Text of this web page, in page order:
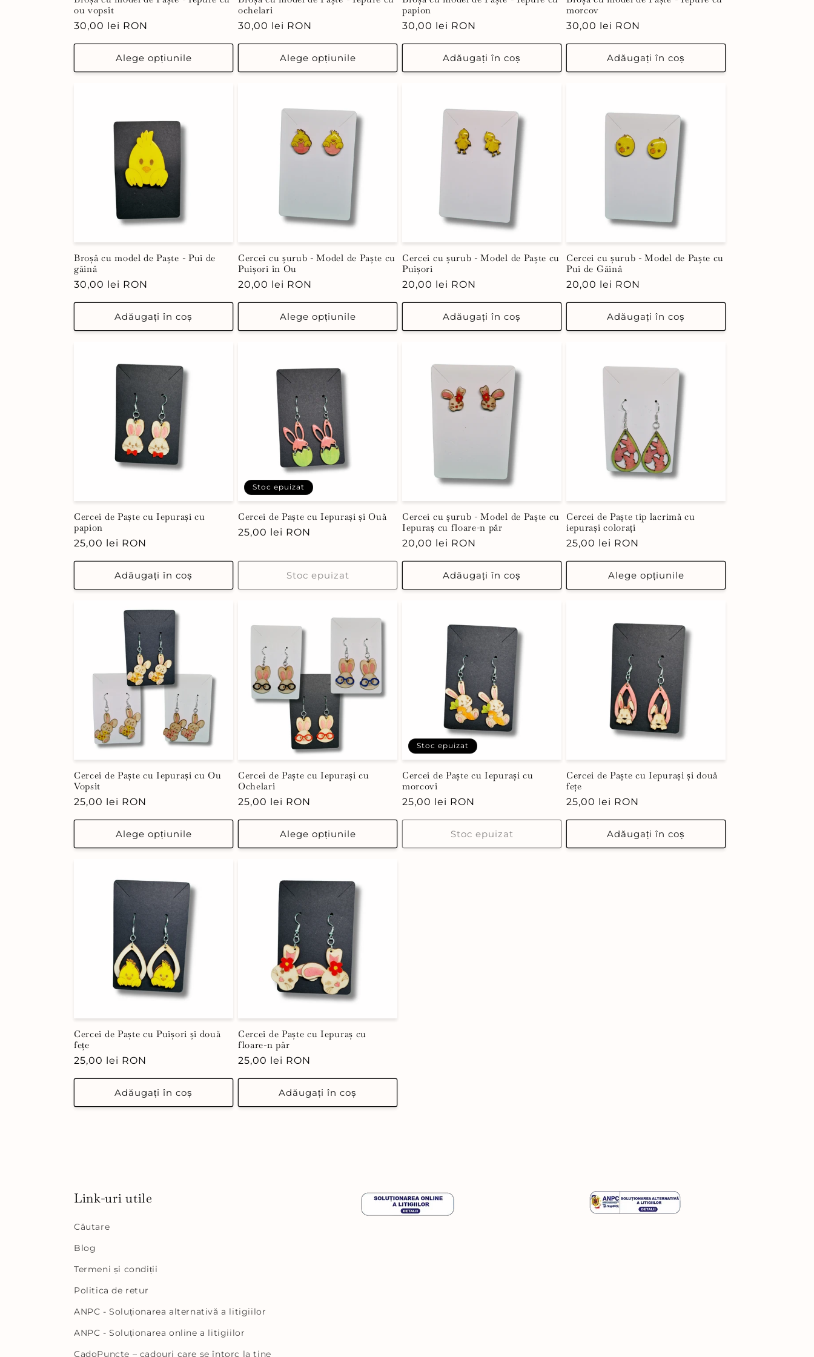
ou vopsit
Preț
obișnuit
30,00 lei RON
Alege opțiunile
ochelari
Preț
obișnuit
30,00 lei RON
Alege opțiunile
papion
Preț
obișnuit
30,00 lei RON
Adăugați în coș
morcov
Preț
obișnuit
30,00 lei RON
Adăugați în coș
Broșă cu model de Paște - Pui de
găină
Preț
obișnuit
30,00 lei RON
Adăugați în coș
Cercei cu șurub - Model de Paște cu
Puișori în Ou
Preț
obișnuit
20,00 lei RON
Alege opțiunile
Cercei cu șurub - Model de Paște cu
Puișori
Preț
obișnuit
20,00 lei RON
Adăugați în coș
Cercei cu șurub - Model de Paște cu
Pui de Găină
Preț
obișnuit
20,00 lei RON
Adăugați în coș
Cercei de Paște cu Iepurași cu
papion
Preț
obișnuit
25,00 lei RON
Adăugați în coș
Stoc epuizat
Cercei de Paște cu Iepurași și Ouă
Preț
25,00 lei RON
Stoc epuizat
Cercei cu șurub - Model de Paște cu
Iepuraș cu floare-n păr
Preț
obișnuit
20,00 lei RON
Adăugați în coș
Cercei de Paște tip lacrimă cu
iepurași colorați
Preț
obișnuit
25,00 lei RON
Alege opțiunile
Cercei de Paște cu Iepurași cu Ou
Vopsit
Preț
obișnuit
25,00 lei RON
Alege opțiunile
Cercei de Paște cu Iepurași cu
Ochelari
Preț
obișnuit
25,00 lei RON
Alege opțiunile
Stoc epuizat
Cercei de Paște cu Iepurași cu
morcovi
Preț
obișnuit
25,00 lei RON
Stoc epuizat
Cercei de Paște cu Iepurași și două
fețe
Preț
obișnuit
25,00 lei RON
Adăugați în coș
Cercei de Paște cu Puișori și două
fețe
Preț
obișnuit
25,00 lei RON
Adăugați în coș
Cercei de Paște cu Iepuraș cu
floare-n păr
Preț
obișnuit
25,00 lei RON
Adăugați în coș
Link-uri utile
Căutare
Blog
Termeni și condiții
Politica de retur
ANPC - Soluționarea alternativă a litigiilor
ANPC - Soluționarea online a litigiilor
CadoPuncte – cadouri care se întorc la tine